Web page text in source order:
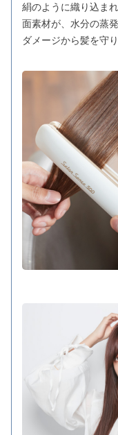
絹のように織り込ま
面素材が、水分の蒸
ダメージから髪を守り